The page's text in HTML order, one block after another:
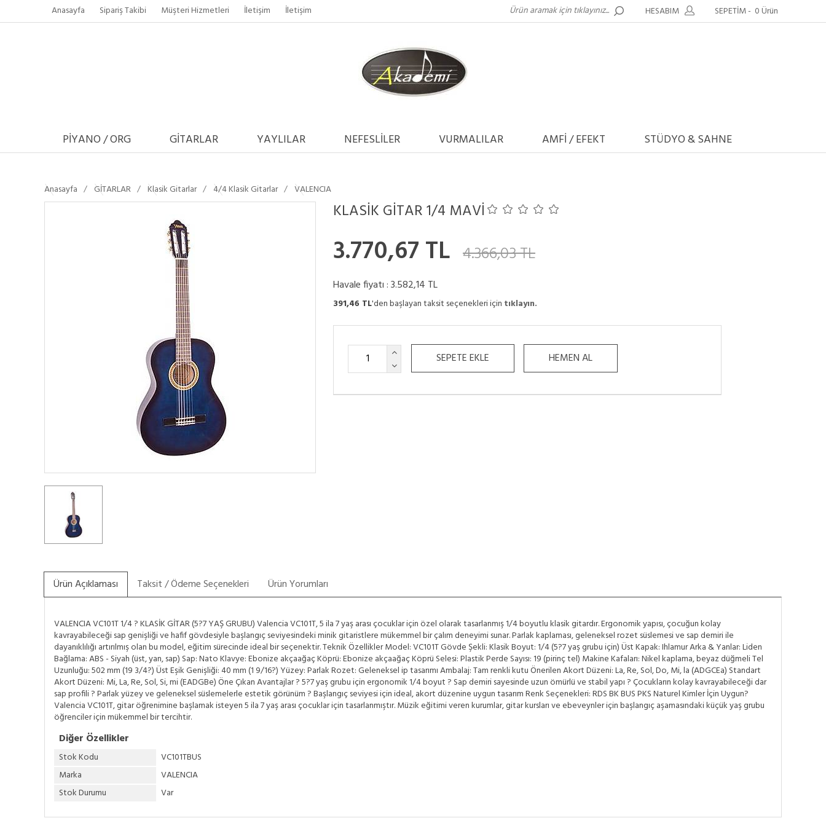
Anasayfa Sipariş Takibi Müşteri Hizmetleri İletişim İletişim HESABIM SEPETİM - 0 Ürün
PİYANO / ORG GİTARLAR YAYLILAR NEFESLİLER VURMALILAR AMFİ / EFEKT STÜDYO & SAHNE
Anasayfa GİTARLAR Klasik Gitarlar 4/4 Klasik Gitarlar VALENCIA
KLASİK GİTAR 1/4 MAVİ
3.770,67 TL 4.366,03 TL
Havale fiyatı :3.582,14 TL
391,46 TL'den başlayan taksit seçenekleri için tıklayın.
Ürün Açıklaması Taksit / Ödeme Seçenekleri Ürün Yorumları
VALENCIA VC101T 1/4 ? KLASİK GİTAR (5?7 YAŞ GRUBU) Valencia VC101T, 5 ila 7 yaş arası çocuklar için özel olarak tasarlanmış 1/4 boyutlu klasik gitardır. Ergonomik yapısı, çocuğun kolay
kavrayabileceği sap genişliği ve hafif gövdesiyle başlangıç seviyesindeki minik gitaristlere mükemmel bir çalım deneyimi sunar. Parlak kaplaması, geleneksel rozet süslemesi ve sap demiri ile
dayanıklılığı artırılmış olan bu model, eğitim sürecinde ideal bir seçenektir. Teknik Özellikler Model: VC101T Gövde Şekli: Klasik Boyut: 1/4 (5?7 yaş grubu için) Üst Kapak: Ihlamur Arka & Yanlar: Liden
Bağlama: ABS - Siyah (üst, yan, sap) Sap: Nato Klavye: Ebonize akçaağaç Köprü: Ebonize akçaağaç Köprü Selesi: Plastik Perde Sayısı: 19 (pirinç tel) Makine Kafaları: Nikel kaplama, beyaz düğmeli Tel
Uzunluğu: 502 mm (19 3/4?) Üst Eşik Genişliği: 40 mm (1 9/16?) Yüzey: Parlak Rozet: Geleneksel ip tasarımı Ambalaj: Tam renkli kutu Önerilen Akort Düzeni: La, Re, Sol, Do, Mi, la (ADGCEa) Standart
Akort Düzeni: Mi, La, Re, Sol, Si, mi (EADGBe) Öne Çıkan Avantajlar ? 5?7 yaş grubu için ergonomik 1/4 boyut ? Sap demiri sayesinde uzun ömürlü ve stabil yapı ? Çocukların kolay kavrayabileceği dar
sap profili ? Parlak yüzey ve geleneksel süslemelerle estetik görünüm ? Başlangıç seviyesi için ideal, akort düzenine uygun tasarım Renk Seçenekleri: RDS BK BUS PKS Naturel Kimler İçin Uygun?
Valencia VC101T, gitar öğrenimine başlamak isteyen 5 ila 7 yaş arası çocuklar için tasarlanmıştır. Müzik eğitimi veren kurumlar, gitar kursları ve ebeveynler için başlangıç aşamasındaki küçük yaş grubu
öğrenciler için mükemmel bir tercihtir.
Diğer Özellikler
Stok Kodu
VC101TBUS
Marka
VALENCIA
Stok Durumu
Var